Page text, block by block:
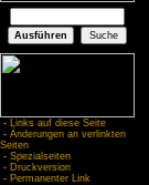
- Links auf diese Seite
- Änderungen an verlinkten
Seiten
- Spezialseiten
- Druckversion
- Permanenter Link